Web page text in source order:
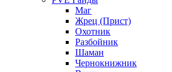
Маг
Жрец (Прист)
Охотник
Разбойник
Шаман
Чернокнижник